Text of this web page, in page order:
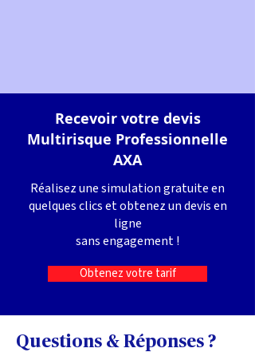
Recevoir votre devis
Multirisque Professionnelle
AXA
Réalisez une simulation gratuite en
quelques clics et obtenez un devis en
ligne
sans engagement !
Obtenez votre tarif
Questions & Réponses ?